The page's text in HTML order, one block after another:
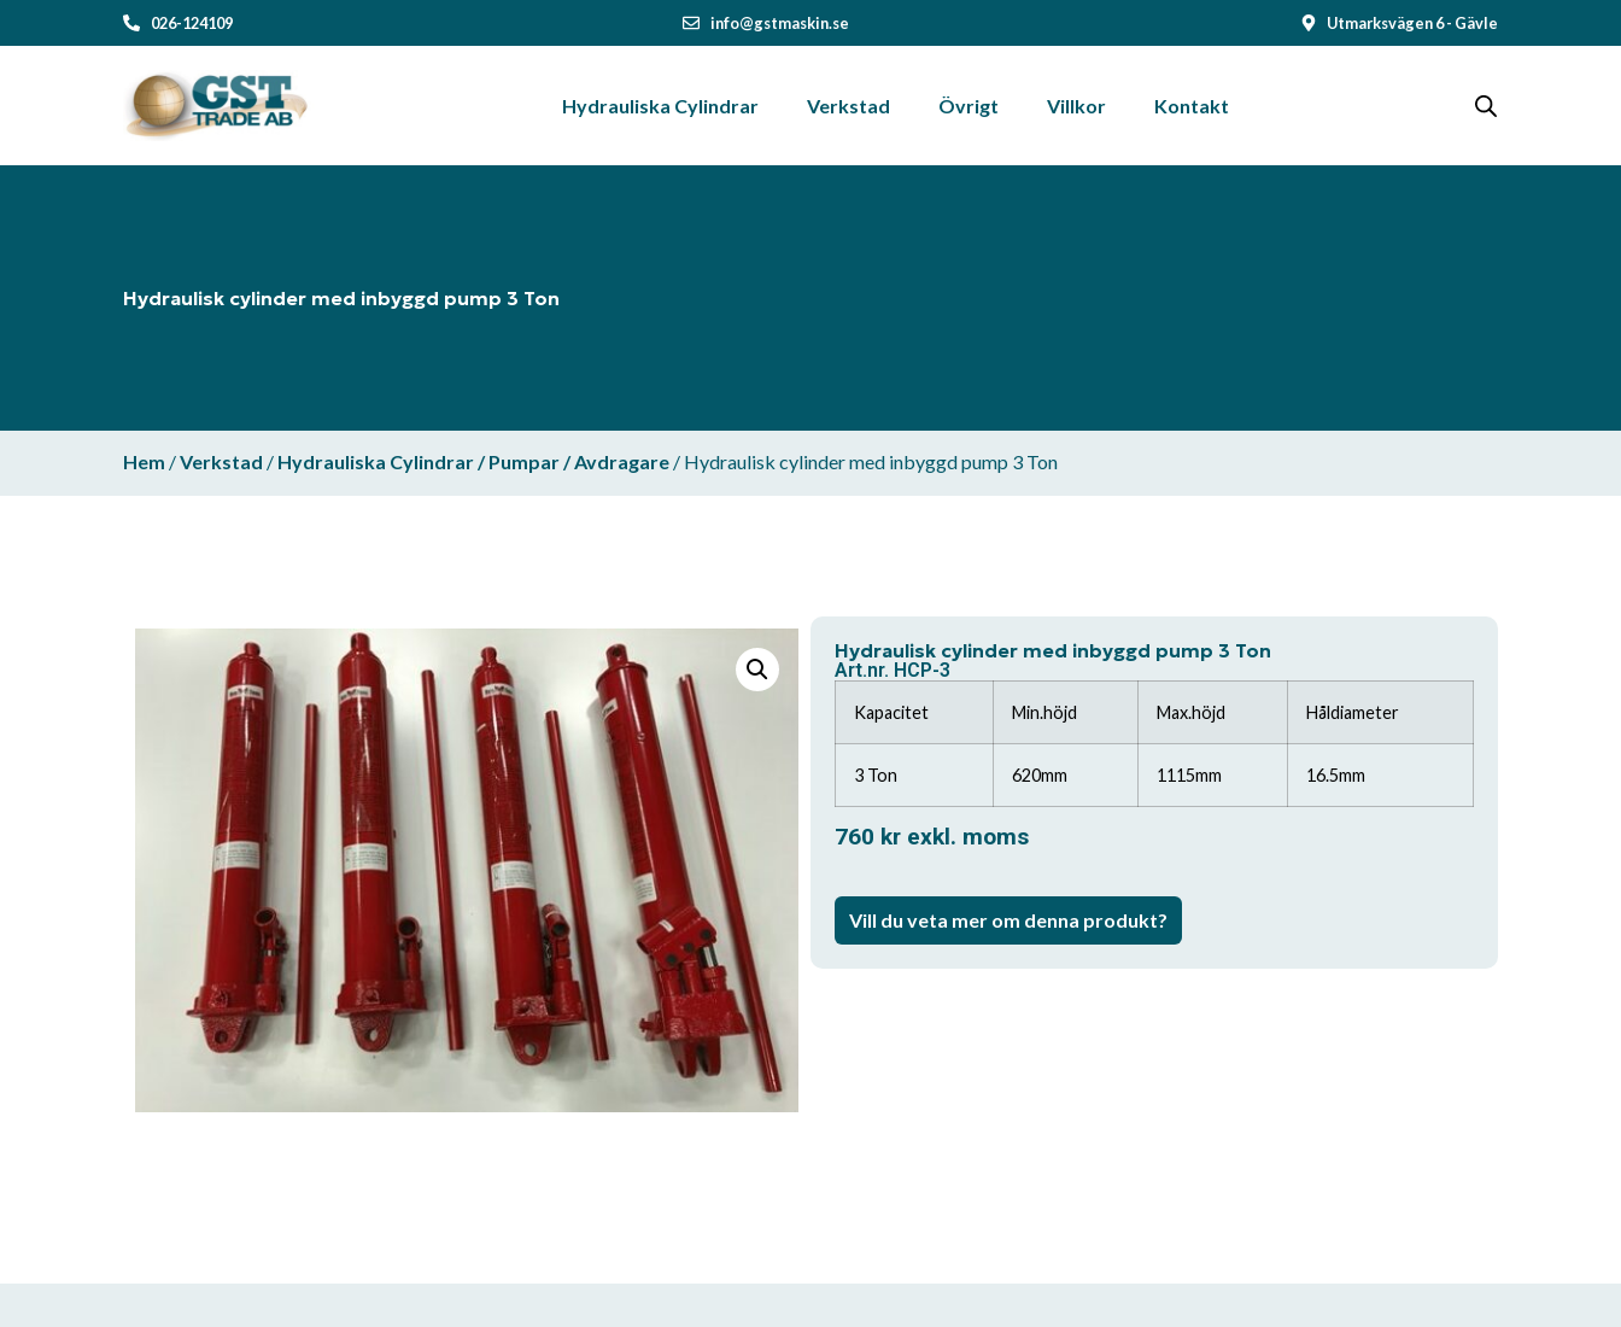
026-124109 info@gstmaskin.se Utmarksvägen 6 - Gävle
Hydrauliska Cylindrar Verkstad Övrigt Villkor Kontakt
Hydraulisk cylinder med inbyggd pump 3 Ton
Hem /Verkstad / Hydrauliska Cylindrar / Pumpar / Avdragare / Hydraulisk cylinder med inbyggd pump 3 Ton
Hydraulisk cylinder med inbyggd pump 3 Ton
Art.nr. HCP-3
Kapacitet Min.höjd Max.höjd Håldiameter
3 Ton 620mm 1115mm 16.5mm
760 kr exkl. moms
Vill du veta mer om denna produkt?